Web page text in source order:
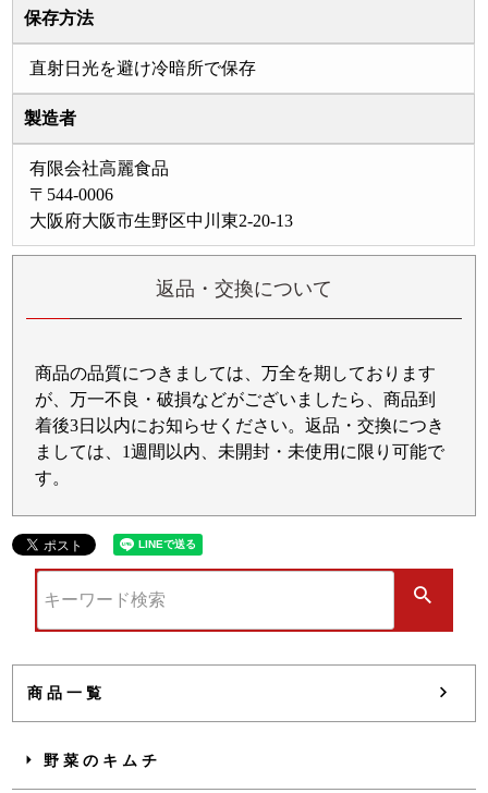
商品一覧
野菜のキムチ
保存方法
直射日光を避け冷暗所で保存
製造者
有限会社高麗食品
〒544-0006
大阪府大阪市生野区中川東2-20-13
返品・交換について
商品の品質につきましては、万全を期しております
が、万一不良・破損などがございましたら、商品到
着後3日以内にお知らせください。返品・交換につき
ましては、1週間以内、未開封・未使用に限り可能で
す。